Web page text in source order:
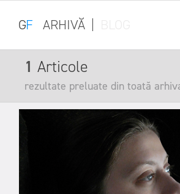
GF ARHIVĂ
1 Articole
rezultate preluate din toată